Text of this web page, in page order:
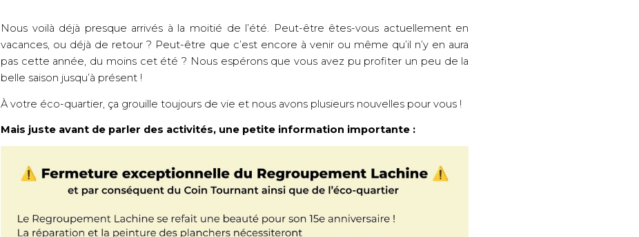
Nous voilà déjà presque arrivés à la moitié de l’été. Peut-être êtes-vous actuellement en
vacances, ou déjà de retour ? Peut-être que c’est encore à venir ou même qu’il n’y en aura
pas cette année, du moins cet été ? Nous espérons que vous avez pu profiter un peu de la
belle saison jusqu’à présent !
À votre éco-quartier, ça grouille toujours de vie et nous avons plusieurs nouvelles pour vous !
Mais juste avant de parler des activités, une petite information importante :